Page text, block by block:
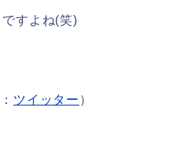
すよね(笑)
ツイッター ）